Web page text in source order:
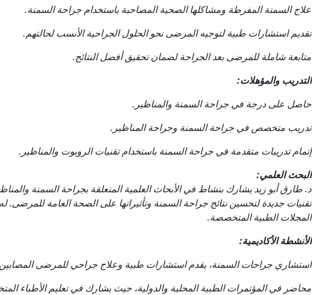
علاج السمنة المفرطة ومشاكلها الصحية المصاحبة باستخدام جراحة السمنة.
تقديم استشارات طبية لتوجيه المرضى نحو الحلول الجراحية الأنسب لحالتهم.
متابعة شاملة للمرضى بعد الجراحة لضمان تحقيق أفضل النتائج.
التدريب والمؤهلات:
حاصل على درجة في جراحة السمنة والمناظير.
تدريب متخصص في جراحة السمنة وجراحة المناظير.
إتمام تدريبات متقدمة في جراحة السمنة باستخدام تقنيات الروبوت والمناظير.
البحث العلمي:
د. طارق أبو زيد يشارك بنشاط في الأبحاث العلمية المتعلقة بجراحة السمنة
تقنيات جديدة لتحسين نتائج جراحة السمنة وتأثيراتها على الصحة العامة
المجلات الطبية المتخصصة.
الأنشطة الأكاديمية:
استشاري جراحات السمنة، يقدم استشارات طبية وعلاج جراحي للمرضى
محاضر في المؤتمرات الطبية المحلية والدولية، حيث يشارك في تعليم الأطباء